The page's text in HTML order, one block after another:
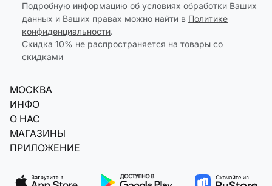
Подробную информацию об условиях обработки Ваших
данных и Ваших правах можно найти в Политике
конфиденциальности.
Скидка 10% не распространяется на товары со
скидками
МОСКВА
ИНФО
О НАС
МАГАЗИНЫ
ПРИЛОЖЕНИЕ